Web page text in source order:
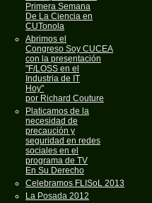
Primera Semana
De La Ciencia en
CUTonola
Abrimos el
Congreso Soy CUCEA
con la presentación
"F/LOSS en el
Industria de IT
Hoy"
por Richard Couture
Platicamos de la
necesidad de
precaución y
seguridad en redes
sociales en el
programa de TV
En Su Derecho
Celebramos FLISoL 2013
La Posada 2012